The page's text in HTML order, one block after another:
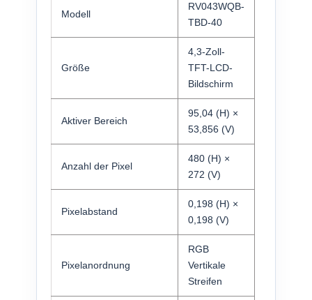
Modell
RV043WQB-
TBD-40
Größe
4,3-Zoll-
TFT-LCD-
Bildschirm
Aktiver Bereich
95,04 (H) ×
53,856 (V)
Anzahl der Pixel
480 (H) ×
272 (V)
Pixelabstand
0,198 (H) ×
0,198 (V)
Pixelanordnung
RGB
Vertikale
Streifen